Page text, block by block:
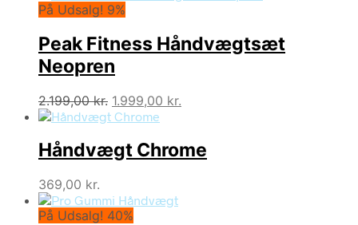
På Udsalg! 9%
Peak Fitness Håndvægtsæt
Neopren
2.199,00kr. Den
oprindelige
var:
2.199,00 kr..
1.999,00 kr.
er:
1.999,00 kr..
Håndvægt Chrome
369,00 kr.
På Udsalg! 40%